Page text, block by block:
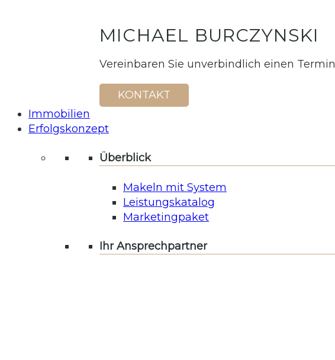
MICHAEL BURCZYNSKI
Vereinbaren Sie unverbindlich einen Termin
KONTAKT
Immobilien
Erfolgskonzept
Überblick
Makeln mit System
Leistungskatalog
Marketingpaket
Ihr Ansprechpartner